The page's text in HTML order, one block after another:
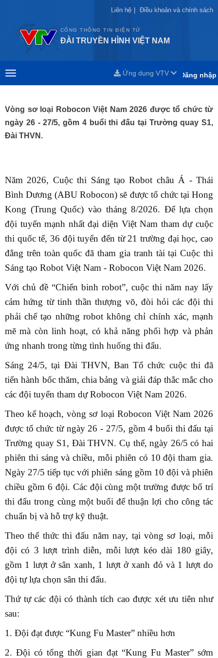
Liên hệ Điều khoản và chính sách
Liên hệ Điều khoản và chính sách
CỔNG THÔNG TIN ĐIỆN TỬ
ĐÀI TRUYỀN HÌNH VIỆT NAM
Đăng nhập
Ứng dụng VTV
Vòng sơ loại Robocon Việt Nam 2026 được tổ chức từ
ngày 26 - 27/5, gồm 4 buổi thi đấu tại Trường quay S1,
Đài THVN.
Năm 2026, Cuộc thi Sáng tạo Robot châu Á - Thái
Bình Dương (ABU Robocon) sẽ được tổ chức tại Hong
Kong (Trung Quốc) vào tháng 8/2026. Để lựa chọn
đội tuyển mạnh nhất đại diện Việt Nam tham dự cuộc
thi quốc tế, 36 đội tuyển đến từ 21 trường đại học, cao
đẳng trên toàn quốc đã tham gia tranh tài tại Cuộc thi
Sáng tạo Robot Việt Nam - Robocon Việt Nam 2026.
Với chủ đề “Chiến binh robot”, cuộc thi năm nay lấy
cảm hứng từ tinh thần thượng võ, đòi hỏi các đội thi
phải chế tạo những robot không chỉ chính xác, mạnh
mẽ mà còn linh hoạt, có khả năng phối hợp và phản
ứng nhanh trong từng tình huống thi đấu.
Sáng 24/5, tại Đài THVN, Ban Tổ chức cuộc thi đã
tiến hành bốc thăm, chia bảng và giải đáp thắc mắc cho
các đội tuyển tham dự Robocon Việt Nam 2026.
Theo kế hoạch, vòng sơ loại Robocon Việt Nam 2026
được tổ chức từ ngày 26 - 27/5, gồm 4 buổi thi đấu tại
Trường quay S1, Đài THVN. Cụ thể, ngày 26/5 có hai
phiên thi sáng và chiều, mỗi phiên có 10 đội tham gia.
Ngày 27/5 tiếp tục với phiên sáng gồm 10 đội và phiên
chiều gồm 6 đội. Các đội cùng một trường được bố trí
thi đấu trong cùng một buổi để thuận lợi cho công tác
chuẩn bị và hỗ trợ kỹ thuật.
Theo thể thức thi đấu năm nay, tại vòng sơ loại, mỗi
đội có 3 lượt trình diễn, mỗi lượt kéo dài 180 giây,
gồm 1 lượt ở sân xanh, 1 lượt ở xanh đỏ và 1 lượt do
đội tự lựa chọn sân thi đấu.
Thứ tự các đội có thành tích cao được xét ưu tiên như
sau:
1. Đội đạt được “Kung Fu Master” nhiều hơn
2. Đội có tổng thời gian đạt “Kung Fu Master” sớm